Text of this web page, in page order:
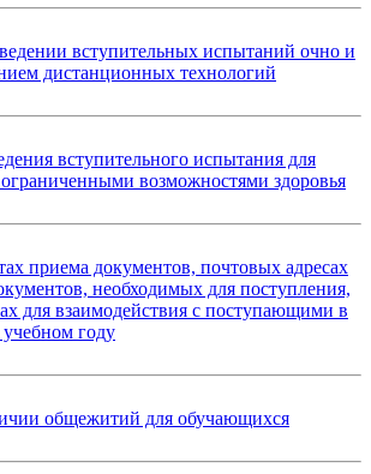
вступительных испытаний очно и
дистанционных технологий
вступительного испытания для
возможностями здоровья
приема документов, почтовых адресах
необходимых для поступления,
для взаимодействия с поступающими в
году
общежитий для обучающихся